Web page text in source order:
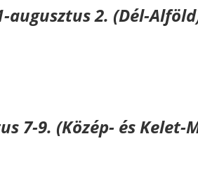
augusztus 2. (Dél-
7-9. (Közép- és Kelet-